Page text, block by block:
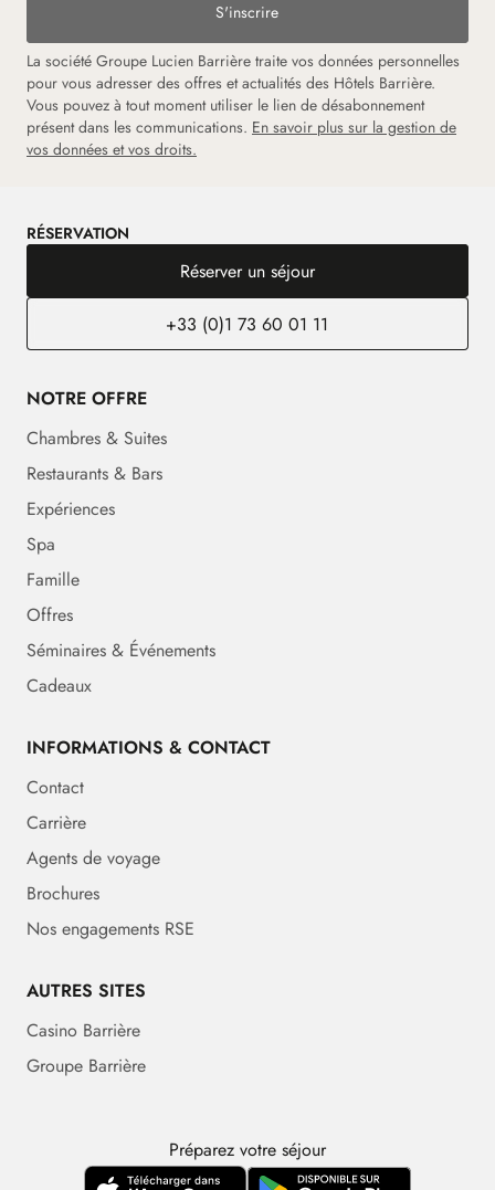
S'inscrire
La société Groupe Lucien Barrière traite vos données personnelles
pour vous adresser des offres et actualités des Hôtels Barrière.
Vous pouvez à tout moment utiliser le lien de désabonnement
présent dans les communications. En savoir plus sur la gestion de
vos données et vos droits.
RÉSERVATION
Réserver un séjour
+33 (0)1 73 60 01 11
NOTRE OFFRE
Chambres & Suites
Restaurants & Bars
Expériences
Spa
Famille
Offres
Séminaires & Événements
Cadeaux
INFORMATIONS & CONTACT
Contact
Carrière
Agents de voyage
Brochures
Nos engagements RSE
AUTRES SITES
Casino Barrière
Groupe Barrière
Préparez votre séjour